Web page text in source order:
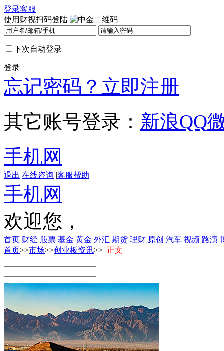
登录客服
使用财视扫码登陆
下次自动登录
登录
忘记密码？ 立即注册
其它账号登录： 新浪QQ
手机网
退出 在线咨询 |客服帮助
手机网
欢迎您，
首页 财经 股票 基金 黄金 外汇 期货 理财 原创 汽车 视频 路演
首页>>市场>>创业板资讯>> 正文